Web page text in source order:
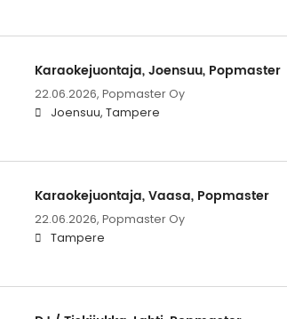
Karaokejuontaja, Joensuu, Popmaster
22.06.2026, Popmaster Oy
Joensuu, Tampere
Karaokejuontaja, Vaasa, Popmaster
22.06.2026, Popmaster Oy
Tampere